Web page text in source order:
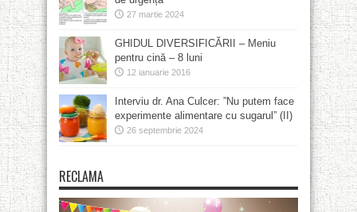
27 martie 2024
GHIDUL DIVERSIFICĂRII – Meniu
pentru cină – 8 luni
12 ianuarie 2016
Interviu dr. Ana Culcer: ”Nu putem face
experimente alimentare cu sugarul” (II)
26 septembrie 2024
RECLAMA